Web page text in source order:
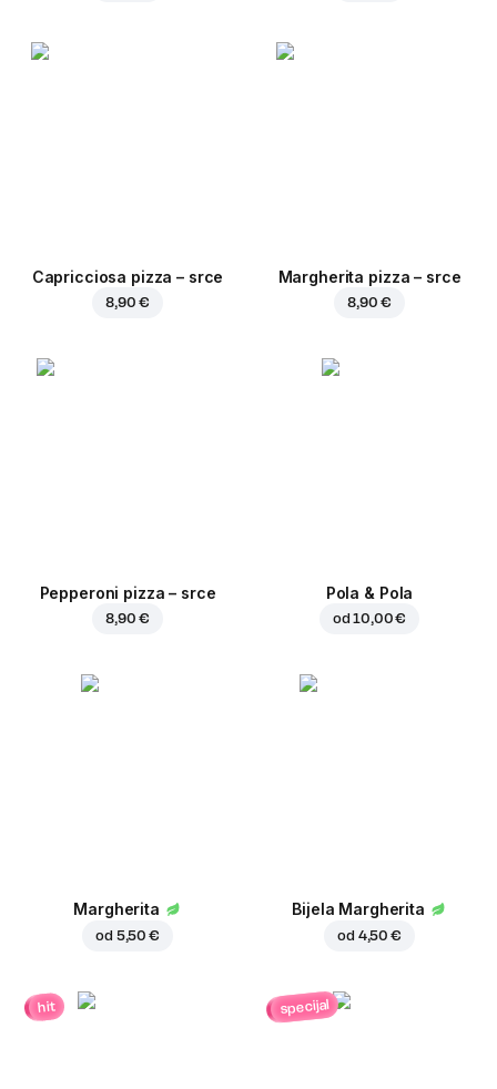
Capricciosa pizza – srce
8,90 €
Margherita pizza – srce
8,90 €
Pepperoni pizza – srce
8,90 €
Pola & Pola
od10,00 €
Margherita
od 5,50 €
Bijela Margherita
od 4,50 €
hit specijal